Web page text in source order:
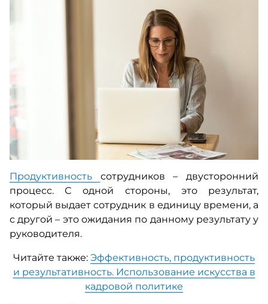
Продуктивность сотрудников–двусторонний
процесс. С одной стороны, это результат,
который выдает сотрудник в единицу времени, а
с другой – это ожидания по данному результату у
руководителя.
Читайте также: Эффективность, продуктивность
и результативность. Использование искусства в
кадровой политике